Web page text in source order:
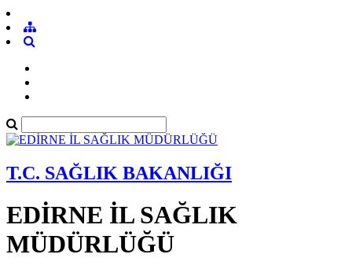
T.C. SAĞLIK BAKANLIĞI
EDİRNE İL SAĞLIK
MÜDÜRLÜĞÜ